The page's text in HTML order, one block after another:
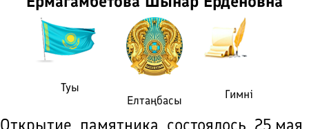
Туы
Елтаңбасы
Гимні
Открытие памятника состоялось 25 мая